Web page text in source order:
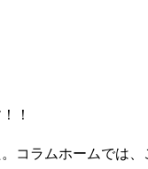
！
コラムホームでは